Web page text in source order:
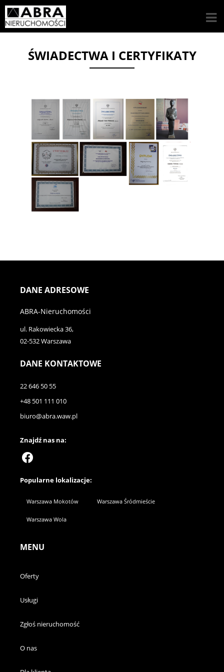
ŚWIADECTWA I CERTYFIKATY
DANE ADRESOWE
ABRA-Nieruchomości
ul. Rakowiecka 36,
02-532 Warszawa
DANE KONTAKTOWE
22 646 50 55
+48 501 111 010
biuro@abra.waw.pl
Znajdź nas na:
Popularne lokalizacje:
Warszawa Mokotów Warszawa Śródmieście
Warszawa Wola
MENU
Oferty
Usługi
Zgłoś nieruchomość
O nas